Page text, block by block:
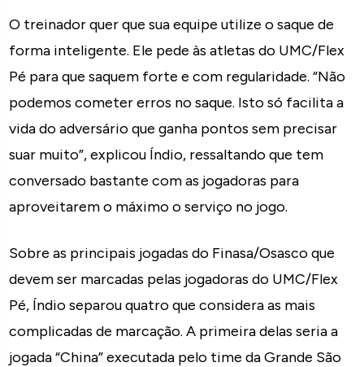
O treinador quer que sua equipe utilize o saque de
forma inteligente. Ele pede às atletas do UMC/Flex
Pé para que saquem forte e com regularidade. “Não
podemos cometer erros no saque. Isto só facilita a
vida do adversário que ganha pontos sem precisar
suar muito”, explicou Índio, ressaltando que tem
conversado bastante com as jogadoras para
aproveitarem o máximo o serviço no jogo.
Sobre as principais jogadas do Finasa/Osasco que
devem ser marcadas pelas jogadoras do UMC/Flex
Pé, Índio separou quatro que considera as mais
complicadas de marcação. A primeira delas seria a
jogada “China” executada pelo time da Grande São